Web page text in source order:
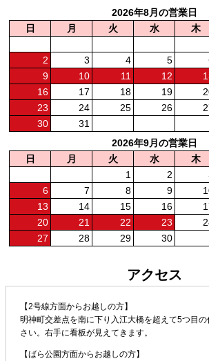
2026年8月の営業日
日
月 火 水 木
2
3 4 5
9
10 11 12
16
17 18 19
23
24 25 26
30
31
2026年9月の営業日
日
月 火 水 木
1
2
6
7 8 9
13
14 15 16
20
21 22 23
27
28 29 30
アクセス
【2号線方面からお越しの方】
明神町交差点を南に下り入江大橋を超えて5つ目
さい。右手に看板が見えてきます。
【ばら公園方面からお越しの方】